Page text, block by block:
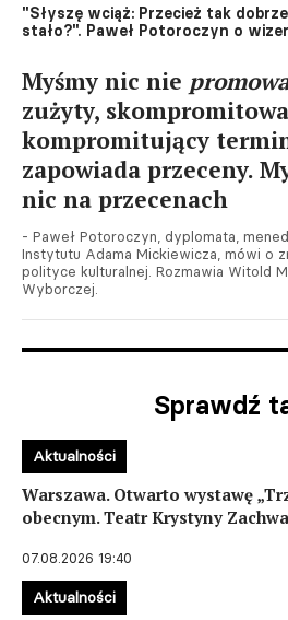
"Słyszę wciąż: Przecież tak
stało?". Paweł Potoroczyn o
Myśmy nic nie
zużyty,
kompromitujący
zapowiada przeceny.
nic na przecenach
- Paweł Potoroczyn, dyplomata,
Instytutu Adama Mickiewicza, mówi o
polityce kulturalnej. Rozmawia Witold
Wyborczej.
Sprawdź
Warszawa. Otwarto wystawę
obecnym. Teatr Krystyny
07.08.2026 19:40
Aktualności
Aktualności